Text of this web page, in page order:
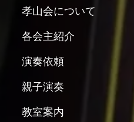
孝山会について
各会主紹介
演奏依頼
親子演奏
教室案内